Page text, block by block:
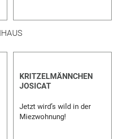
KRITZELMÄNNCHEN
JOSICAT
Jetzt wird’s wild in der
Miezwohnung!